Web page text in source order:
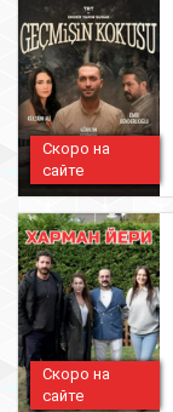
Скоро на
сайте
Скоро на
сайте